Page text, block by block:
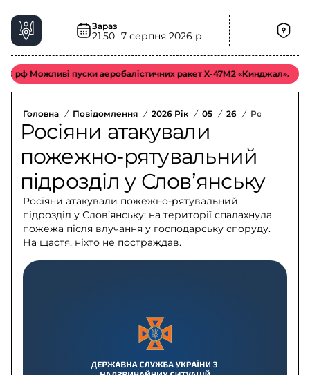
Зараз
21:50 7 серпня 2026 р.
Можливі пуски аеробалістичних ракет Х-47М2 «Кинджал».
Головна / Повідомлення / 2026 Рік / 05 / 26 / Росіяни
Росіяни атакували
пожежно-рятувальний
підрозділ у Словʼянську
Росіяни атакували пожежно-рятувальний
підрозділ у Словʼянську: на території спалахнула
пожежа після влучання у господарську споруду.
На щастя, ніхто не постраждав.